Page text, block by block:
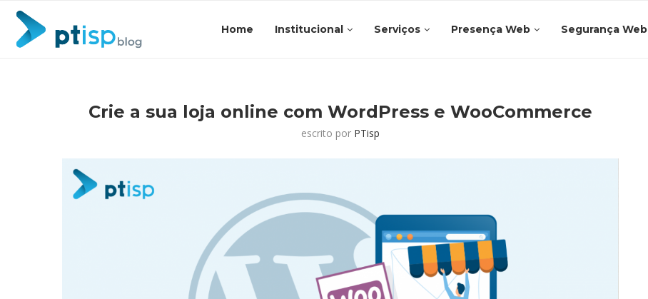
Home Institucional Serviços Presença Web Segurança Web
Crie a sua loja online com WordPress e WooCommerce
escrito por PTisp